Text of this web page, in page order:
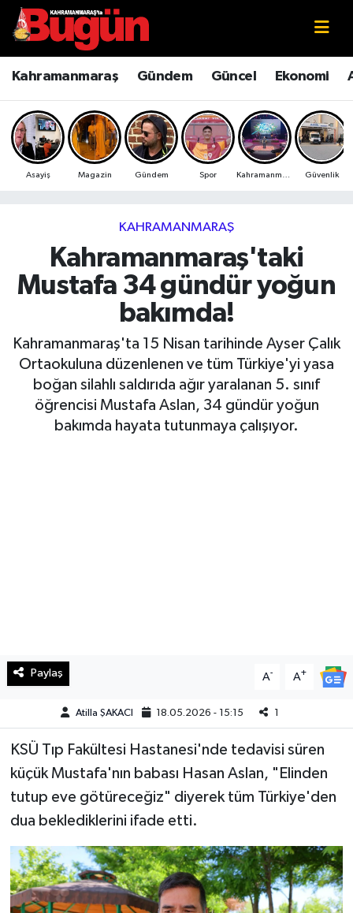
Kahramanmaraş Gündem Güncel Ekonomi
Asayiş Magazin Gündem Spor Güvenlik
KAHRAMANMARAŞ
Kahramanmaraş'taki
Mustafa 34 gündür yoğun
bakımda!
Kahramanmaraş'ta 15 Nisan tarihinde Ayser Çalık
Ortaokuluna düzenlenen ve tüm Türkiye'yi yasa
boğan silahlı saldırıda ağır yaralanan 5. sınıf
öğrencisi Mustafa Aslan, 34 gündür yoğun
bakımda hayata tutunmaya çalışıyor.
Paylaş A- A+
Atilla ŞAKACI 18.05.2026 - 15:15 1
KSÜ Tıp Fakültesi Hastanesi'nde tedavisi süren
küçük Mustafa'nın babası Hasan Aslan, "Elinden
tutup eve götüreceğiz" diyerek tüm Türkiye'den
dua beklediklerini ifade etti.
Kahramanmaraş
Kahramanmaraş Sokak Röportajları
Bilim ve Teknoloji
Çevre
Ekonomi
Güncel
Haberde İnsan
Kültür Sanat
Spor
Teknoloji
KAHRAMANMARAŞ
Kahramanmaraş Nöbetçi Eczaneler
Kahramanmaraş Hava Durumu
Kahramanmaraş Namaz Vakitleri
Kahramanmaraş Trafik Yoğunluk Haritası
Süper Lig Puan Durumu ve Fikstür
Tüm Manşetler
Son Dakika Haberleri
Haber Arşivi